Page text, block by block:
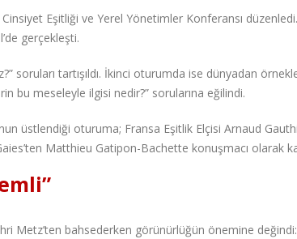
Eşitliği ve Yerel Yönetimler Konferansı düzenledi.
gerçekleşti.
soruları tartışıldı. İkinci oturumda ise dünyadan
bu meseleyle ilgisi nedir?” sorularına eğilindi.
üstlendiği oturuma; Fransa Eşitlik Elçisi Arnaud
Matthieu Gatipon-Bachette konuşmacı olarak
Metz’ten bahsederken görünürlüğün önemine değindi: